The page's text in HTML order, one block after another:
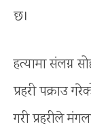
छ।
हत्यामा संलग्न
प्रहरी पक्राउ
गरी प्रहरीले